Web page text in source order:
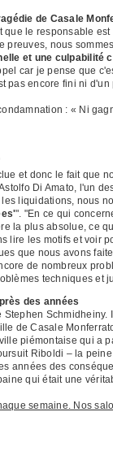
de Casale
le responsable
nous
et une culpabilité
car je pense que
pas encore fini ni
: « Ni
et donc le fait que
Di Amato, l'un
liquidations, nous
". "En ce qui
la plus absolue, ce
lire les motifs et
que nous avons
de nombreux
techniques
des années
de Casale
piémontaise qui a
Riboldi – la
années des
qui était une
semaine. Nos